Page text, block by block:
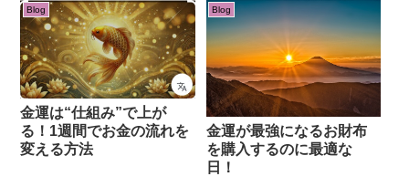
Blog
金運は“仕組み”で上が
る！1週間でお金の流れを
変える方法
Blog
金運が最強になるお財布
を購入するのに最適な
日！